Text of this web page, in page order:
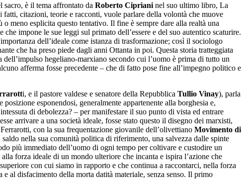
sacro, è il tema affrontato da Roberto Cipriani nel suo ultimo libro, La
citazioni, teorie e racconti, vuole parlare della volontà che muove
meno esplicita questo tentativo. Il fine è sempre dare alla realtà una
impone le sue leggi sul primato dell’essere e del suo autentico scaturire.
dell’ideale come istanza di trasformazione; così il sociologo
che ha preso piede dagli anni Ottanta in poi. Questa storia tratteggiata
hegeliano-marxiano secondo cui l’uomo è prima di tutto un
afferma fosse precedente – che di fatto pose fine all’impegno politico e
i, e il pastore valdese e senatore della Repubblica Tullio Vinay), parla
esponendosi, generalmente appartenente alla borghesia e,
di debolezza? – per manifestare il suo punto di vista ed entrare
arrivare a una società ideale, fosse stato questo il disegno dei marxisti,
con la sua frequentazione giovanile dell’olivettiano Movimento di
nella sua comunità politica di riferimento, una salvezza dalle spinte
più immediato dell’uomo di ogni tempo per coltivare e custodire un
forza ideale di un mondo ulteriore che incanta e ispira l’azione che
con cui siamo in rapporto e che continua a raccontarci, nella forza
al disfacimento della morta datità materiale, senza senso. Il primo